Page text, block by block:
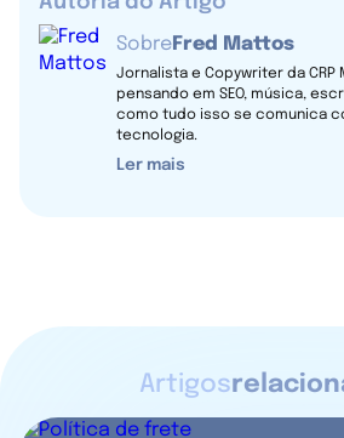
SobreFred Mattos
Jornalista e Copywriter da CRP
pensando em SEO, música,
como tudo isso se comunica
tecnologia.
Ler mais
Artigos